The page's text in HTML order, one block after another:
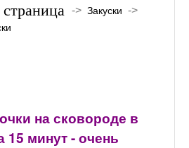
->Закуски ->
на сковороде в
15 минут - очень